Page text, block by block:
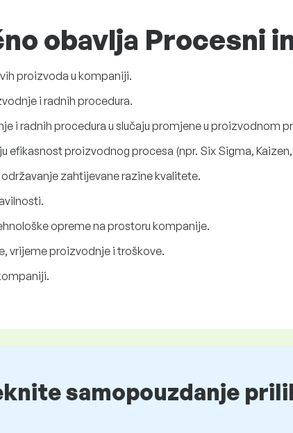
obavlja Procesni
proizvoda u kompaniji.
i radnih procedura.
i radnih procedura u slučaju promjene u proizvodnom
efikasnost proizvodnog procesa (npr. Six Sigma,
zahtijevane razine kvalitete.
opreme na prostoru kompanije.
vrijeme proizvodnje i troškove.
samopouzdanje